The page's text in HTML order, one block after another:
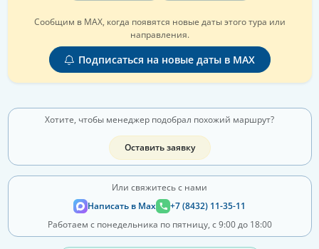
Сообщим в MAX, когда появятся новые даты этого тура или
направления.
Подписаться на новые даты в MAX
Хотите, чтобы менеджер подобрал похожий маршрут?
Оставить заявку
Или свяжитесь с нами
Написать в Max
+7 (8432) 11-35-11
Работаем с понедельника по пятницу, с 9:00 до 18:00